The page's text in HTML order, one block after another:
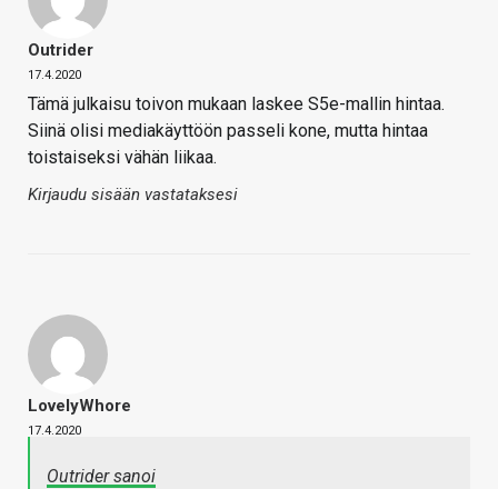
Outrider
17.4.2020
Tämä julkaisu toivon mukaan laskee S5e-mallin hintaa.
Siinä olisi mediakäyttöön passeli kone, mutta hintaa
toistaiseksi vähän liikaa.
Kirjaudu sisään vastataksesi
LovelyWhore
17.4.2020
Outrider sanoi